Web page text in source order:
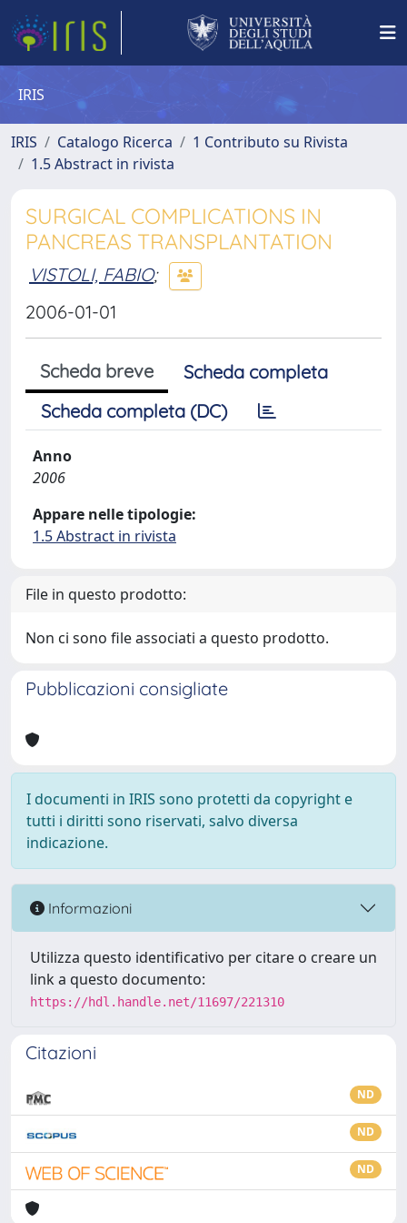
IRIS
IRIS Catalogo Ricerca
1 Contributo su Rivista
1.5 Abstract in rivista
SURGICAL COMPLICATIONS IN
PANCREAS TRANSPLANTATION
VISTOLI, FABIO;
2006-01-01
Scheda breve
Scheda completa
Scheda completa (DC)
Anno
2006
Appare nelle tipologie:
1.5 Abstract in rivista
File in questo prodotto:
Non ci sono file associati a questo prodotto.
Pubblicazioni consigliate
I documenti in IRIS sono protetti da copyright e
tutti i diritti sono riservati, salvo diversa
indicazione.
Informazioni
Utilizza questo identificativo per citare o creare un
link a questo documento:
https://hdl.handle.net/11697/221310
Citazioni
ND
ND
ND